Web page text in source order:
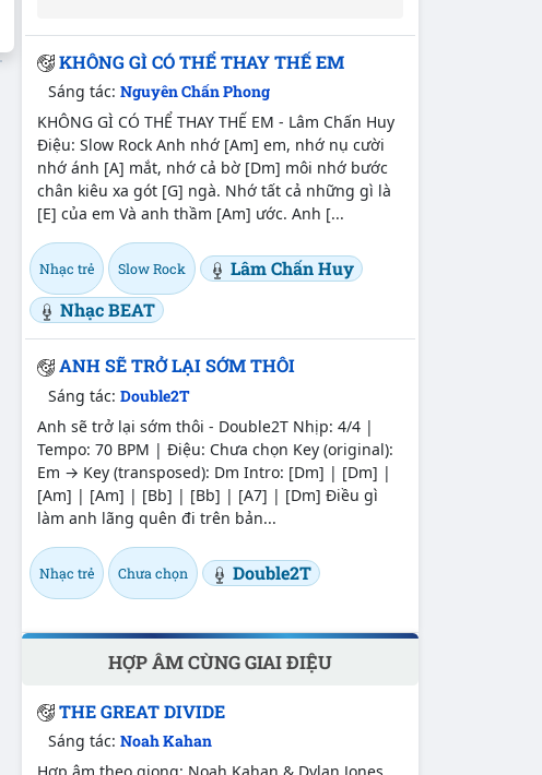
KHÔNG GÌ CÓ THỂ THAY THẾ EM
Sáng tác:Nguyên Chấn Phong
KHÔNG GÌ CÓ THỂ THAY THẾ EM - Lâm Chấn Huy
Điệu: Slow Rock Anh nhớ [Am] em, nhớ nụ cười
nhớ ánh [A] mắt, nhớ cả bờ [Dm] môi nhớ bước
chân kiêu xa gót [G] ngà. Nhớ tất cả những gì là
[E] của em Và anh thầm [Am] ước. Anh [...
Nhạc trẻ Slow Rock
Lâm Chấn Huy
Nhạc BEAT
ANH SẼ TRỞ LẠI SỚM THÔI
Sáng tác:Double2T
Anh sẽ trở lại sớm thôi - Double2T Nhịp: 4/4 |
Tempo: 70 BPM | Điệu: Chưa chọn Key (original):
Em → Key (transposed): Dm Intro: [Dm] | [Dm] |
[Am] | [Am] | [Bb] | [Bb] | [A7] | [Dm] Điều gì
làm anh lãng quên đi trên bản...
Nhạc trẻ Chưa chọn Double2T
HỢP ÂM CÙNG GIAI ĐIỆU
THE GREAT DIVIDE
Sáng tác:Noah Kahan